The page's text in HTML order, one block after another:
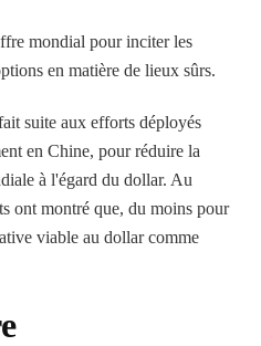
mondial pour inciter les
en matière de lieux sûrs.
suite aux efforts déployés
en Chine, pour réduire la
à l'égard du dollar. Au
ont montré que, du moins pour
viable au dollar comme